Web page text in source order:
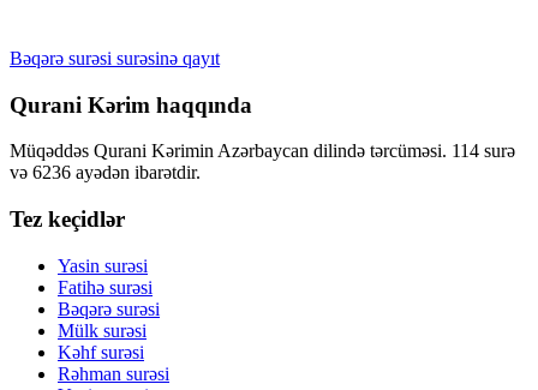
Bəqərə surəsi surəsinə qayıt
Qurani Kərim haqqında
Müqəddəs Qurani Kərimin Azərbaycan dilində tərcüməsi. 114 surə
və 6236 ayədən ibarətdir.
Tez keçidlər
Yasin surəsi
Fatihə surəsi
Bəqərə surəsi
Mülk surəsi
Kəhf surəsi
Rəhman surəsi